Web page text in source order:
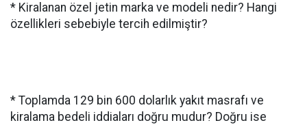
* Kiralanan özel jetin marka ve modeli nedir? Hangi
özellikleri sebebiyle tercih edilmiştir?
* Toplamda 129 bin 600 dolarlık yakıt masrafı ve
kiralama bedeli iddiaları doğru mudur? Doğru ise